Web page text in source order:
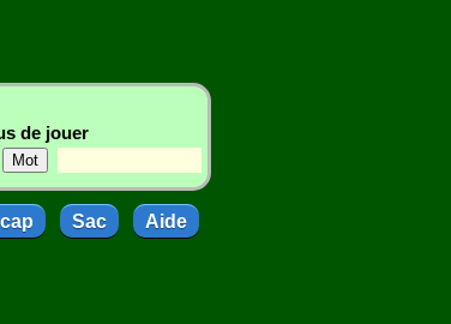
de jouer
Sac Aide